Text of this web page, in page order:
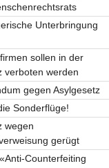
Unterbringung
sollen in der
verboten werden
gegen Asylgesetz
Sonderflüge!
wegen
gerügt
Counterfeiting